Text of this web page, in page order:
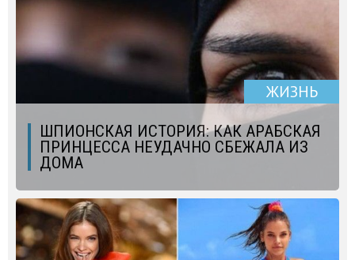
ЖИЗНЬ
ШПИОНСКАЯ ИСТОРИЯ: КАК АРАБСКАЯ
ПРИНЦЕССА НЕУДАЧНО СБЕЖАЛА ИЗ
ДОМА